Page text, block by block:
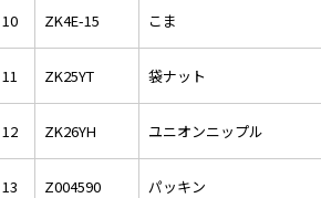
10 ZK4E-15 こま
11 ZK25YT 袋ナット
12 ZK26YH ユニオンニップル
13 Z004590 パッキン